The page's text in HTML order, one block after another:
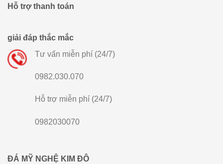
Hỗ trợ thanh toán
giải đáp thắc mắc
Tư vấn miễn phí (24/7)
0982.030.070
Hỗ trợ miễn phí (24/7)
0982030070
ĐÁ MỸ NGHỆ KIM ĐÔ